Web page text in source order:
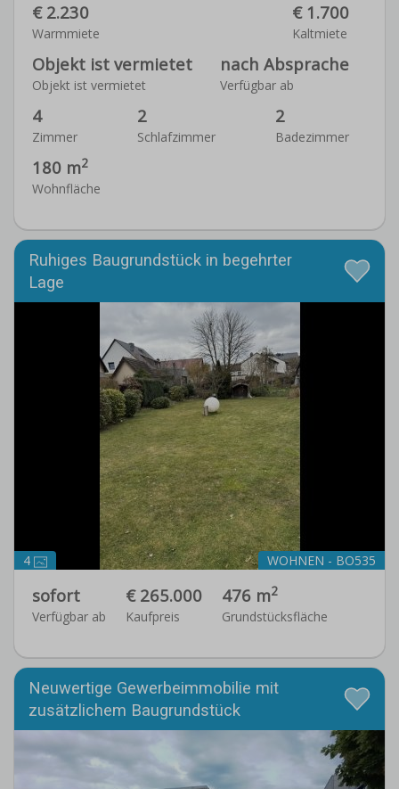
€ 2.230
Warmmiete
€ 1.700
Kaltmiete
Objekt ist vermietet
Objekt ist vermietet
nach Absprache
Verfügbar ab
4
Zimmer
2
Schlafzimmer
2
Badezimmer
180 m2
Wohnfläche
Ruhiges Baugrundstück in begehrter
Lage
4 WOHNEN - BO535
sofort
Verfügbar ab
€ 265.000
Kaufpreis
476 m2
Grundstücksfläche
Neuwertige Gewerbeimmobilie mit
zusätzlichem Baugrundstück